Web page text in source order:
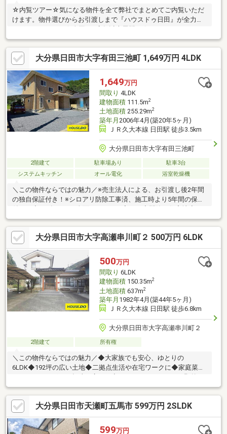
☆内覧ツアー☆気になる物件を全て弊社でまとめてご内覧いただ
けます。物件選びからお引渡しまで『ハウスドゥ日田』が全力で
こその豊富な情報量と実績を生かし、お客様の夢のマイホーム探
しを全力でサポートいたします！
大分県日田市大字有田三池町 1,649万円 4LDK
1,649万円
間取り 4LDK
建物面積111.5m2
土地面積255.29m2
築年月 2006年4月(築20年5ヶ月)
ＪＲ久大本線 日田駅 徒歩3.5km
大分県日田市大字有田三池町
2階建て 駐車場あり
駐車3台
システムキッチン
オール電化 浴室乾燥機
＼この物件ならではの魅力／※売主法人による、お引渡し後2年間
の独自保証付き！※シロアリ防除工事済、施工時より5年間の保証
付き！◆R８年７月、全面リフォーム完了！◆閑静な住宅地◆２
階を仕切って４LDKも可能◆窓が多く明るい室内◆お風呂場、ト
イレにも窓があり湿気もこもりにくい◆収納豊富なキッチン！床
下収納もあります◆IHクッキングヒーターは３口！グリル付き！
◆大容量シューズボックス◆台風、大雨でも安心の窓シャッター
付き◆お車複数台駐車可能☆全国730店舗以上展開！☆ハウスド
ゥだからこその豊富な情報量と実績を生かし、お客様の夢のマイ
ホーム探しを全力でサポートいたします！
大分県日田市大字高瀬串川町２ 500万円 6LDK
500万円
間取り 6LDK
建物面積150.35m2
土地面積637m2
築年月 1982年4月(築44年5ヶ月)
ＪＲ久大本線 日田駅 徒歩6.8km
大分県日田市大字高瀬串川町２
2階建て 所有権
＼この物件ならではの魅力／◆大家族でも安心、ゆとりの
6LDK◆192坪の広い土地◆二拠点生活や在宅ワークに◆家庭菜園
楽しみも充実◆静かで落ち着いたスローライフを実現できる◆空
き家バンク登録物件☆内覧ツアー☆気になる物件を全て弊社でま
とめてご内覧いただけます。物件選びからお引渡しまで『ハウス
ドゥ日田』が全力でサポートします。☆全国730店舗以上展開！
☆ハウスドゥだからこその豊富な情報量と実績を生かし、お客様
大分県日田市天瀬町五馬市 599万円 2SLDK
599万円